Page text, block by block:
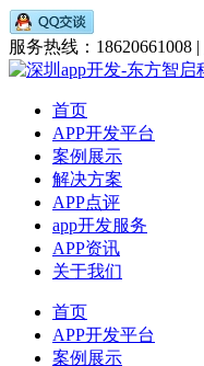
服务热线：18620661008 |
首页
APP开发平台
案例展示
解决方案
APP点评
app开发服务
APP资讯
关于我们
首页
APP开发平台
案例展示